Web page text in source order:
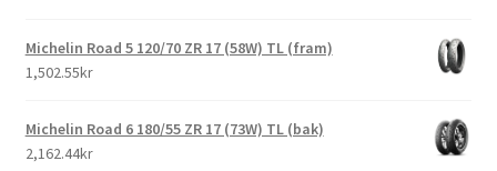
Michelin Road 5 120/70 ZR 17 (58W) TL (fram)
1,502.55kr
Michelin Road 6 180/55 ZR 17 (73W) TL (bak)
2,162.44kr